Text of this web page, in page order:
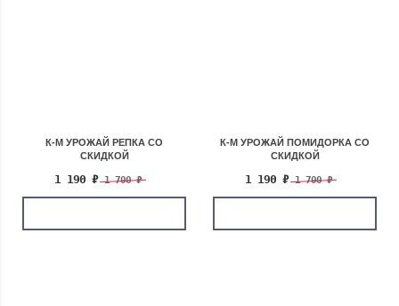
К-М УРОЖАЙ РЕПКА СО
СКИДКОЙ
1 190 ₽ 1 700₽
К-М УРОЖАЙ ПОМИДОРКА СО
СКИДКОЙ
1 190 ₽ 1 700₽